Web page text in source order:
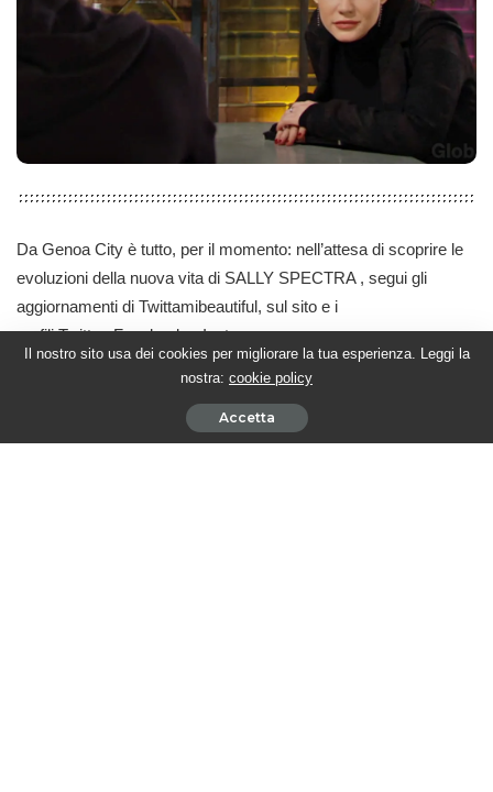
Da Genoa City è tutto, per il momento: nell’attesa di scoprire le
evoluzioni della nuova vita di SALLY SPECTRA , segui gli
aggiornamenti di Twittamibeautiful, sul sito e i
profiliTwitter,FacebookeInstagram.
Il nostro sito usa dei cookies per migliorare la tua esperienza. Leggi la
nostra: cookie policy
Accetta